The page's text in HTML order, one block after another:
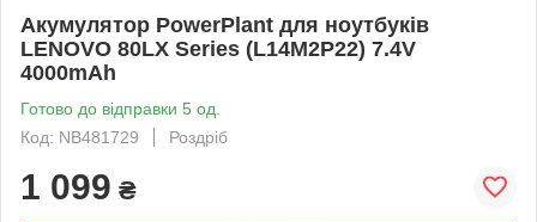
Акумулятор PowerPlant для ноутбуків
LENOVO 80LX Series (L14M2P22) 7.4V
4000mAh
Готово до відправки 5 од.
Код: NB481729
Роздріб
1 099 ₴